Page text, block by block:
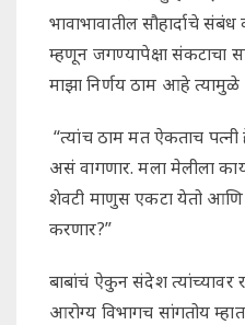
भावाभावातील सौहार्दाचे
म्हणून जगण्यापेक्षा संकटाचा
माझा निर्णय ठाम आहे त्यामुळे
“त्यांच ठाम मत ऐकताच पत्नी
असं वागणार. मला मेलीला
शेवटी माणुस एकटा येतो आणि
करणार?”
बाबांचं ऐकुन संदेश त्यांच्यावर
आरोग्य विभागच सांगतोय